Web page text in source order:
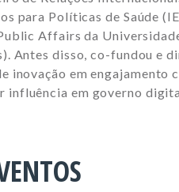
para Políticas de Saúde
Affairs da
Antes disso, co-fundou e
inovação em engajamento
influência em governo